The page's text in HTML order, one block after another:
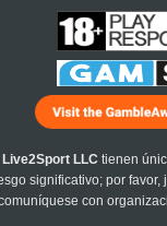
Live2Sport LLC tienen
significativo; por
con